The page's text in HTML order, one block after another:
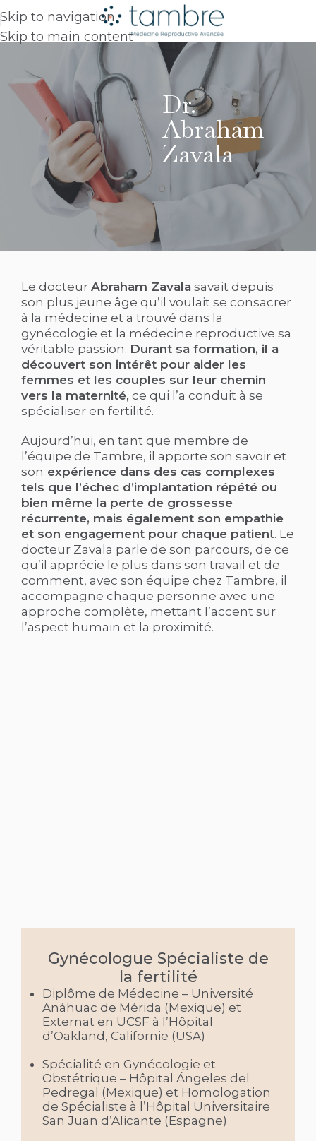
Skip to navigation
Skip to main content
Dr.
Abraham
Zavala
Le docteur Abraham Zavala savait depuis
son plus jeune âge qu’il voulait se consacrer
à la médecine et a trouvé dans la
gynécologie et la médecine reproductive sa
véritable passion. Durant sa formation, il a
découvert son intérêt pour aider les
femmes et les couples sur leur chemin
vers la maternité, ce qui l’a conduit à se
spécialiser en fertilité.
Aujourd’hui, en tant que membre de
l’équipe de Tambre, il apporte son savoir et
son expérience dans des cas complexes
tels que l’échec d’implantation répété ou
bien même la perte de grossesse
récurrente, mais également son empathie
et son engagement pour chaque patient. Le
docteur Zavala parle de son parcours, de ce
qu’il apprécie le plus dans son travail et de
comment, avec son équipe chez Tambre, il
accompagne chaque personne avec une
approche complète, mettant l’accent sur
l’aspect humain et la proximité.
Gynécologue Spécialiste de
la fertilité
Diplôme de Médecine – Université
Anáhuac de Mérida (Mexique) et
Externat en UCSF à l’Hôpital
d’Oakland, Californie (USA)
Spécialité en Gynécologie et
Obstétrique – Hôpital Ángeles del
Pedregal (Mexique) et Homologation
de Spécialiste à l’Hôpital Universitaire
San Juan d’Alicante (Espagne)